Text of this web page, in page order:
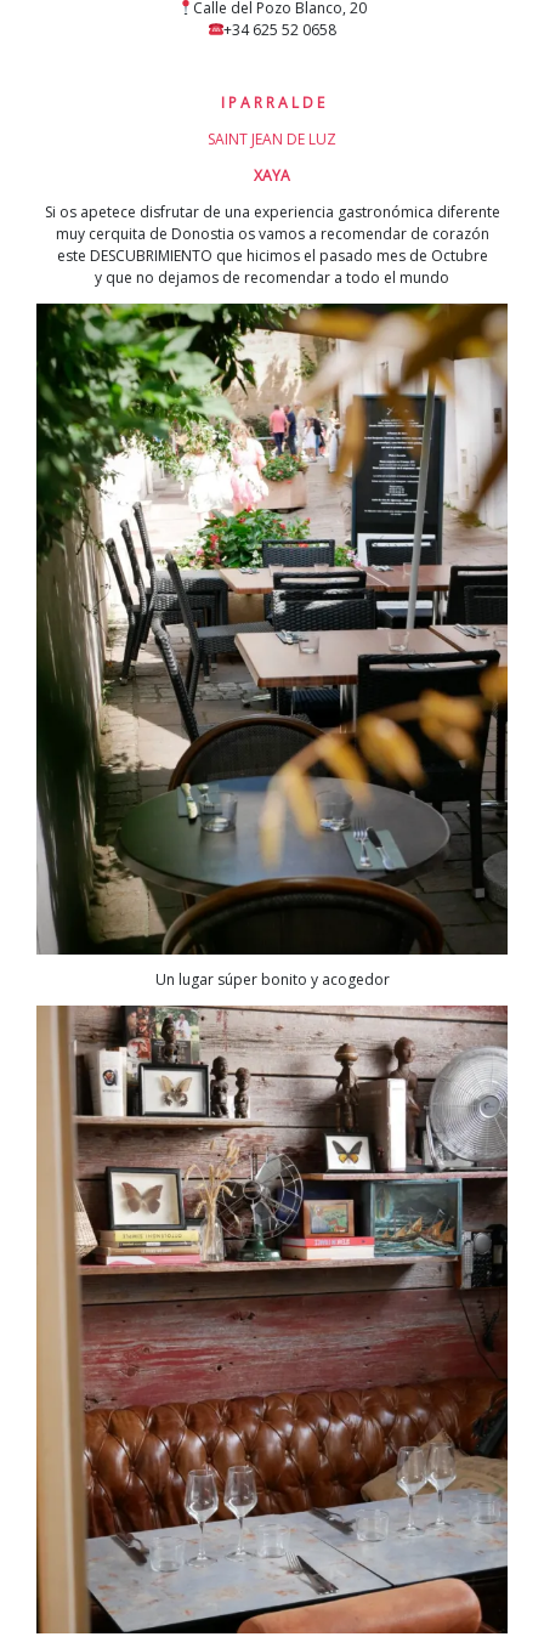
Calle del Pozo Blanco, 20
+34 625 52 0658
I P A R R A L D E
SAINT JEAN DE LUZ
XAYA
Si os apetece disfrutar de una experiencia gastronómica diferente
muy cerquita de Donostia os vamos a recomendar de corazón
este DESCUBRIMIENTO que hicimos el pasado mes de Octubre
y que no dejamos de recomendar a todo el mundo
Un lugar súper bonito y acogedor